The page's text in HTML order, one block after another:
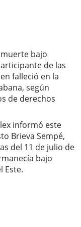
bajo
de las
falleció en la
según
de derechos
informó este
Brieva Sempé,
del 11 de julio de
bajo
Este.